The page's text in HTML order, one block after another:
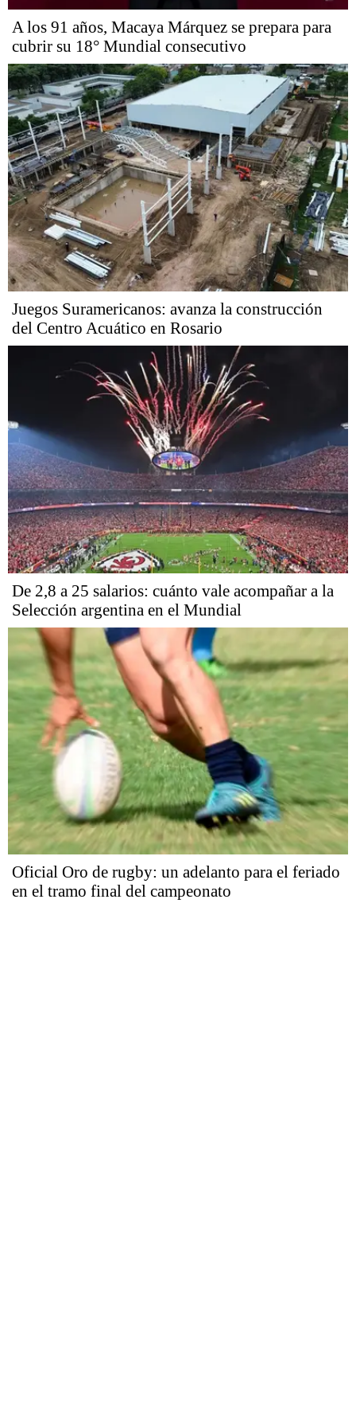
A los 91 años, Macaya Márquez se prepara para
cubrir su 18° Mundial consecutivo
Juegos Suramericanos: avanza la construcción
del Centro Acuático en Rosario
De 2,8 a 25 salarios: cuánto vale acompañar a la
Selección argentina en el Mundial
Oficial Oro de rugby: un adelanto para el feriado
en el tramo final del campeonato